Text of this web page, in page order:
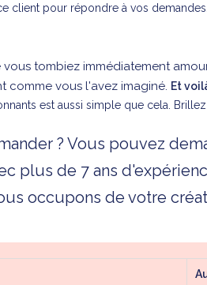
client pour répondre à vos
tombiez immédiatement
comme vous l'avez imaginé. Et
est aussi simple que cela.
? Vous pouvez
plus de 7 ans
occupons de votre